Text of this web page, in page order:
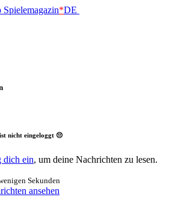
Spielemagazin*DE
nicht eingeloggt 😔
dich ein, um deine Nachrichten zu lesen.
Sekunden
ansehen